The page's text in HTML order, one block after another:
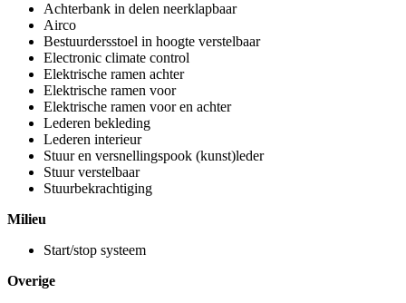
Achterbank in delen neerklapbaar
Airco
Bestuurdersstoel in hoogte verstelbaar
Electronic climate control
Elektrische ramen achter
Elektrische ramen voor
Elektrische ramen voor en achter
Lederen bekleding
Lederen interieur
Stuur en versnellingspook (kunst)leder
Stuur verstelbaar
Stuurbekrachtiging
Milieu
Start/stop systeem
Overige